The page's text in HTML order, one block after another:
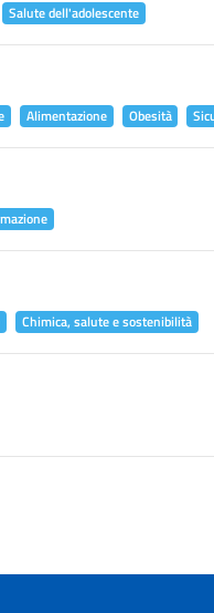
Salute dell'adolescente
Alimentazione Obesità
Chimica, salute e sostenibilità